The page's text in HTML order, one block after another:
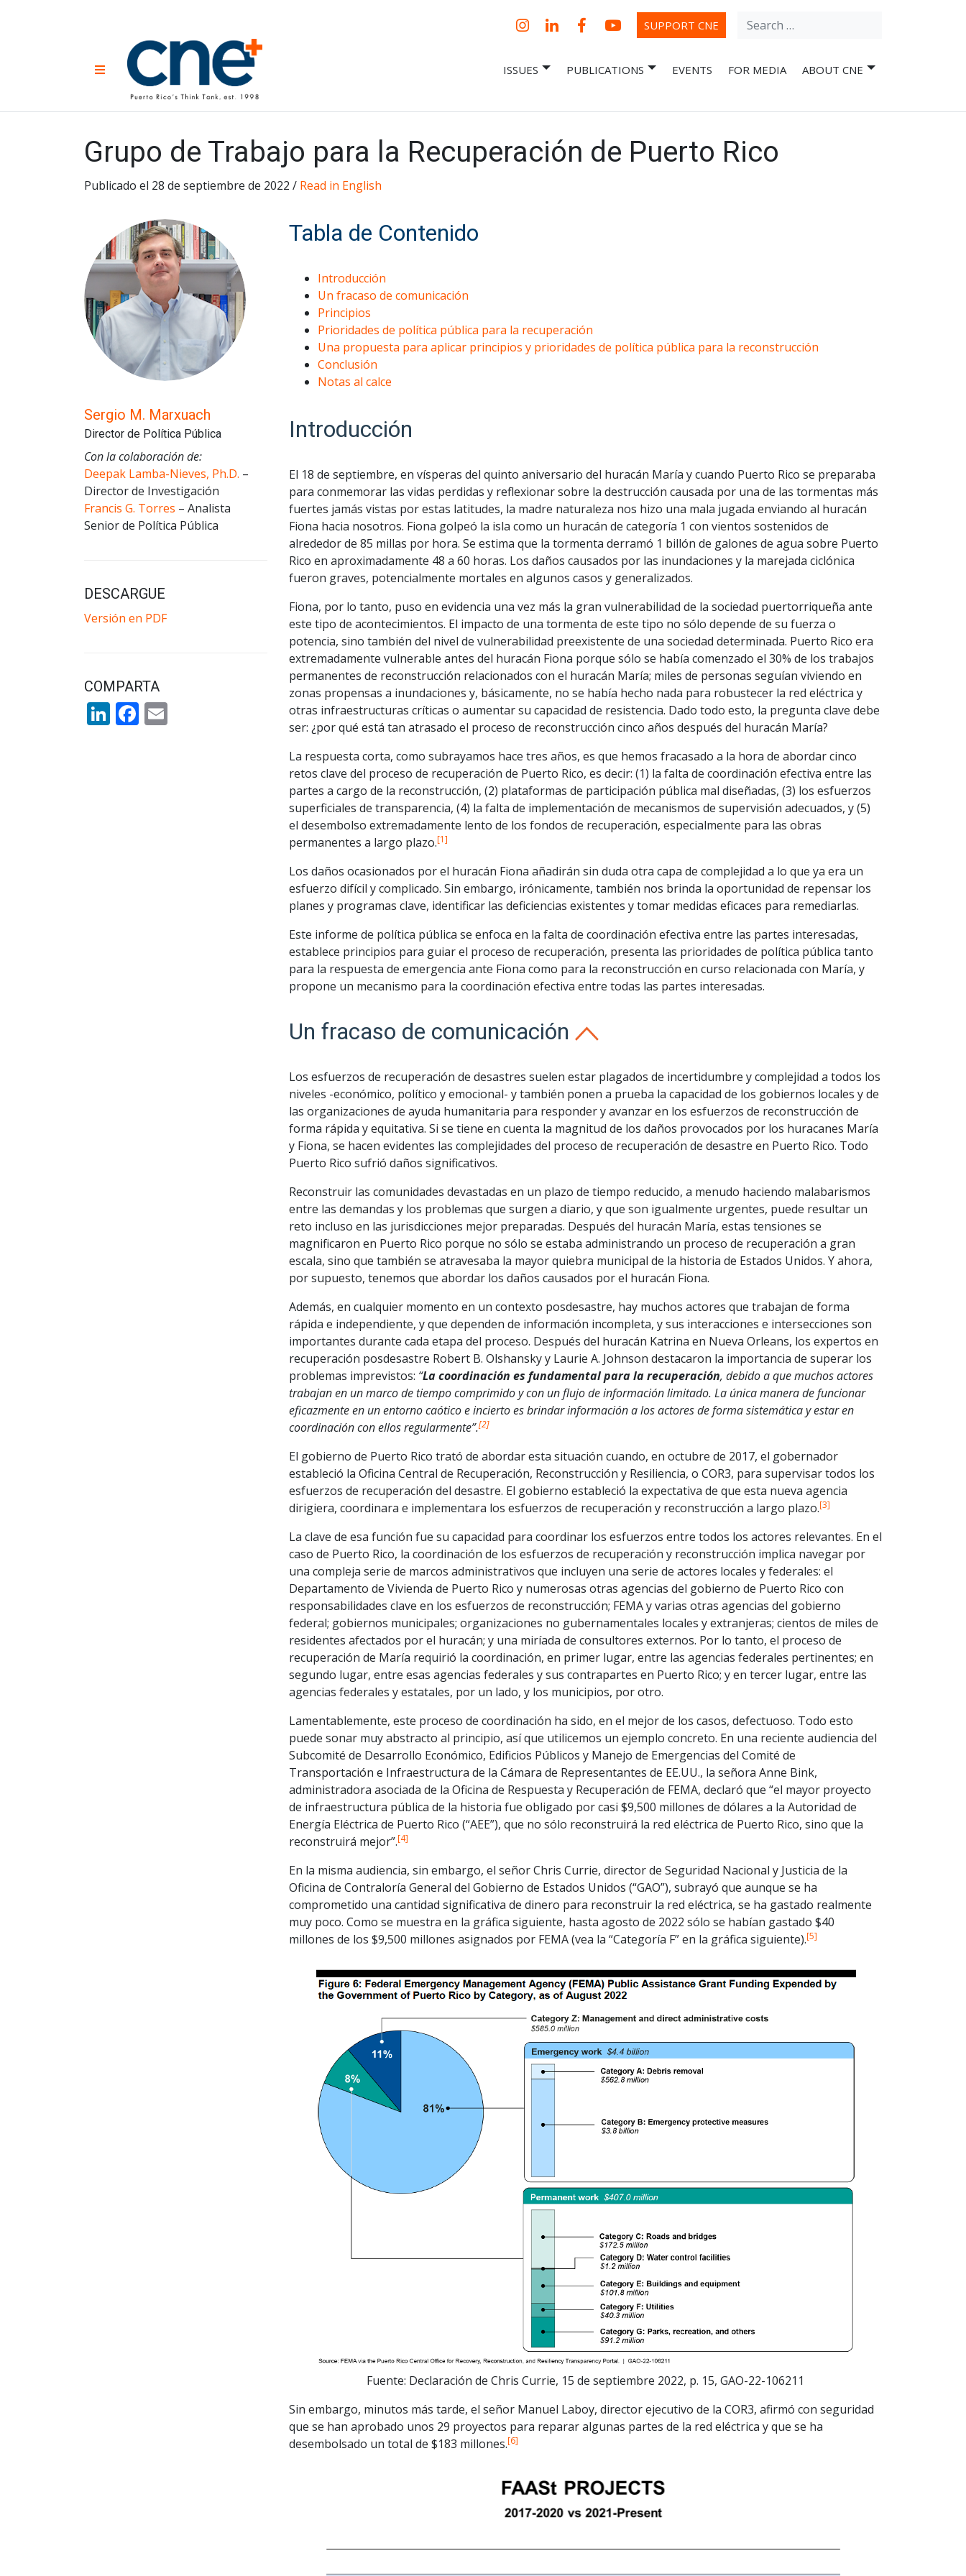
Instagram
LinkedInFacebookYouTubeSUPPORT CNE
Search
Una Nueva
for a New Economy
ISSUES PUBLICATIONS EVENTS FOR MEDIA ABOUT CNE
Grupo de Trabajo para la Recuperación de Puerto Rico
Publicado el 28 de septiembre de 2022 / Read in English
Sergio M. Marxuach
Director de Política Pública
Con la colaboración de:
Deepak Lamba-Nieves, Ph.D. –
Director de Investigación
Francis G. Torres – Analista
Senior de Política Pública
DESCARGUE
Versión en PDF
COMPARTA
LinkedIn
Facebook
Tabla de Contenido
Introducción
Un fracaso de comunicación
Principios
Prioridades de política pública para la recuperación
Una propuesta para aplicar principios y prioridades de política pública para la reconstrucción
Conclusión
Notas al calce
Introducción
El 18 de septiembre, en vísperas del quinto aniversario del huracán María y cuando Puerto Rico se preparaba
para conmemorar las vidas perdidas y reflexionar sobre la destrucción causada por una de las tormentas más
fuertes jamás vistas por estas latitudes, la madre naturaleza nos hizo una mala jugada enviando al huracán
Fiona hacia nosotros. Fiona golpeó la isla como un huracán de categoría 1 con vientos sostenidos de
alrededor de 85 millas por hora. Se estima que la tormenta derramó 1 billón de galones de agua sobre Puerto
Rico en aproximadamente 48 a 60 horas. Los daños causados por las inundaciones y la marejada ciclónica
fueron graves, potencialmente mortales en algunos casos y generalizados.
Fiona, por lo tanto, puso en evidencia una vez más la gran vulnerabilidad de la sociedad puertorriqueña ante
este tipo de acontecimientos. El impacto de una tormenta de este tipo no sólo depende de su fuerza o
potencia, sino también del nivel de vulnerabilidad preexistente de una sociedad determinada. Puerto Rico era
extremadamente vulnerable antes del huracán Fiona porque sólo se había comenzado el 30% de los trabajos
permanentes de reconstrucción relacionados con el huracán María; miles de personas seguían viviendo en
zonas propensas a inundaciones y, básicamente, no se había hecho nada para robustecer la red eléctrica y
otras infraestructuras críticas o aumentar su capacidad de resistencia. Dado todo esto, la pregunta clave debe
ser: ¿por qué está tan atrasado el proceso de reconstrucción cinco años después del huracán María?
La respuesta corta, como subrayamos hace tres años, es que hemos fracasado a la hora de abordar cinco
retos clave del proceso de recuperación de Puerto Rico, es decir: (1) la falta de coordinación efectiva entre las
partes a cargo de la reconstrucción, (2) plataformas de participación pública mal diseñadas, (3) los esfuerzos
superficiales de transparencia, (4) la falta de implementación de mecanismos de supervisión adecuados, y (5)
el desembolso extremadamente lento de los fondos de recuperación, especialmente para las obras
permanentes a largo plazo.[1]
Los daños ocasionados por el huracán Fiona añadirán sin duda otra capa de complejidad a lo que ya era un
esfuerzo difícil y complicado. Sin embargo, irónicamente, también nos brinda la oportunidad de repensar los
planes y programas clave, identificar las deficiencias existentes y tomar medidas eficaces para remediarlas.
Este informe de política pública se enfoca en la falta de coordinación efectiva entre las partes interesadas,
establece principios para guiar el proceso de recuperación, presenta las prioridades de política pública tanto
para la respuesta de emergencia ante Fiona como para la reconstrucción en curso relacionada con María, y
propone un mecanismo para la coordinación efectiva entre todas las partes interesadas.
Un fracaso de comunicación
Los esfuerzos de recuperación de desastres suelen estar plagados de incertidumbre y complejidad a todos los
niveles -económico, político y emocional- y también ponen a prueba la capacidad de los gobiernos locales y de
las organizaciones de ayuda humanitaria para responder y avanzar en los esfuerzos de reconstrucción de
forma rápida y equitativa. Si se tiene en cuenta la magnitud de los daños provocados por los huracanes María
y Fiona, se hacen evidentes las complejidades del proceso de recuperación de desastre en Puerto Rico. Todo
Puerto Rico sufrió daños significativos.
Reconstruir las comunidades devastadas en un plazo de tiempo reducido, a menudo haciendo malabarismos
entre las demandas y los problemas que surgen a diario, y que son igualmente urgentes, puede resultar un
reto incluso en las jurisdicciones mejor preparadas. Después del huracán María, estas tensiones se
magnificaron en Puerto Rico porque no sólo se estaba administrando un proceso de recuperación a gran
escala, sino que también se atravesaba la mayor quiebra municipal de la historia de Estados Unidos. Y ahora,
por supuesto, tenemos que abordar los daños causados por el huracán Fiona.
Además, en cualquier momento en un contexto posdesastre, hay muchos actores que trabajan de forma
rápida e independiente, y que dependen de información incompleta, y sus interacciones e intersecciones son
importantes durante cada etapa del proceso. Después del huracán Katrina en Nueva Orleans, los expertos en
recuperación posdesastre Robert B. Olshansky y Laurie A. Johnson destacaron la importancia de superar los
problemas imprevistos: “La coordinación es fundamentalpara la recuperación, debido a que muchos actores
trabajan en un marco de tiempo comprimido y con un flujo de información limitado. La única manera de funcionar
eficazmente en un entorno caótico e incierto es brindar información a los actores de forma sistemática y estar en
coordinación con ellos regularmente”.[2]
El gobierno de Puerto Rico trató de abordar esta situación cuando, en octubre de 2017, el gobernador
estableció la Oficina Central de Recuperación, Reconstrucción y Resiliencia, o COR3, para supervisar todos los
esfuerzos de recuperación del desastre. El gobierno estableció la expectativa de que esta nueva agencia
dirigiera, coordinara e implementara los esfuerzos de recuperación y reconstrucción a largo plazo.[3]
La clave de esa función fue su capacidad para coordinar los esfuerzos entre todos los actores relevantes. En el
caso de Puerto Rico, la coordinación de los esfuerzos de recuperación y reconstrucción implica navegar por
una compleja serie de marcos administrativos que incluyen una serie de actores locales y federales: el
Departamento de Vivienda de Puerto Rico y numerosas otras agencias del gobierno de Puerto Rico con
responsabilidades clave en los esfuerzos de reconstrucción; FEMA y varias otras agencias del gobierno
federal; gobiernos municipales; organizaciones no gubernamentales locales y extranjeras; cientos de miles de
residentes afectados por el huracán; y una miríada de consultores externos. Por lo tanto, el proceso de
recuperación de María requirió la coordinación, en primer lugar, entre las agencias federales pertinentes; en
segundo lugar, entre esas agencias federales y sus contrapartes en Puerto Rico; y en tercer lugar, entre las
agencias federales y estatales, por un lado, y los municipios, por otro.
Lamentablemente, este proceso de coordinación ha sido, en el mejor de los casos, defectuoso. Todo esto
puede sonar muy abstracto al principio, así que utilicemos un ejemplo concreto. En una reciente audiencia del
Subcomité de Desarrollo Económico, Edificios Públicos y Manejo de Emergencias del Comité de
Transportación e Infraestructura de la Cámara de Representantes de EE.UU., la señora Anne Bink,
administradora asociada de la Oficina de Respuesta y Recuperación de FEMA, declaró que “el mayor proyecto
de infraestructura pública de la historia fue obligado por casi $9,500 millones de dólares a la Autoridad de
Energía Eléctrica de Puerto Rico (“AEE”), que no sólo reconstruirá la red eléctrica de Puerto Rico, sino que la
reconstruirá mejor”.[4]
En la misma audiencia, sin embargo, el señor Chris Currie, director de Seguridad Nacional y Justicia de la
Oficina de Contraloría General del Gobierno de Estados Unidos (“GAO”), subrayó que aunque se ha
comprometido una cantidad significativa de dinero para reconstruir la red eléctrica, se ha gastado realmente
muy poco. Como se muestra en la gráfica siguiente, hasta agosto de 2022 sólo se habían gastado $40
millones de los $9,500 millones asignados por FEMA (vea la “Categoría F” en la gráfica siguiente).[5]
Fuente: Declaración de Chris Currie, 15 de septiembre 2022, p. 15, GAO-22-106211
Sin embargo, minutos más tarde, el señor Manuel Laboy, director ejecutivo de la COR3, afirmó con seguridad
que se han aprobado unos 29 proyectos para reparar algunas partes de la red eléctrica y que se ha
desembolsado un total de $183 millones.[6]